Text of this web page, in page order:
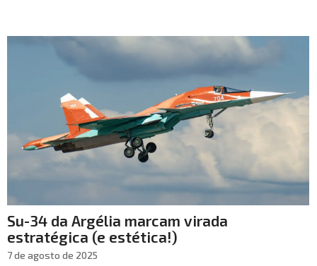
Su-34 da Argélia marcam virada
estratégica (e estética!)
7 de agosto de 2025